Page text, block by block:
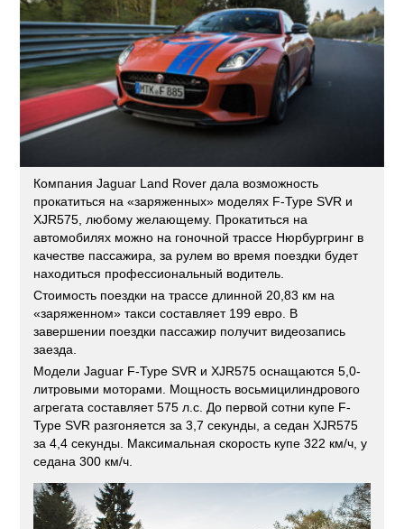
Компания Jaguar Land Rover дала возможность
прокатиться на «заряженных» моделях F-Type SVR и
XJR575, любому желающему. Прокатиться на
автомобилях можно на гоночной трассе Нюрбургринг в
качестве пассажира, за рулем во время поездки будет
находиться профессиональный водитель.
Стоимость поездки на трассе длинной 20,83 км на
«заряженном» такси составляет 199 евро. В
завершении поездки пассажир получит видеозапись
заезда.
Модели Jaguar F-Type SVR и XJR575 оснащаются 5,0-
литровыми моторами. Мощность восьмицилиндрового
агрегата составляет 575 л.с. До первой сотни купе F-
Type SVR разгоняется за 3,7 секунды, а седан XJR575
за 4,4 секунды. Максимальная скорость купе 322 км/ч, у
седана 300 км/ч.